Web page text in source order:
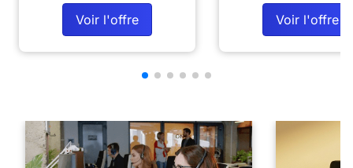
Voir l'offre Voir l'offre